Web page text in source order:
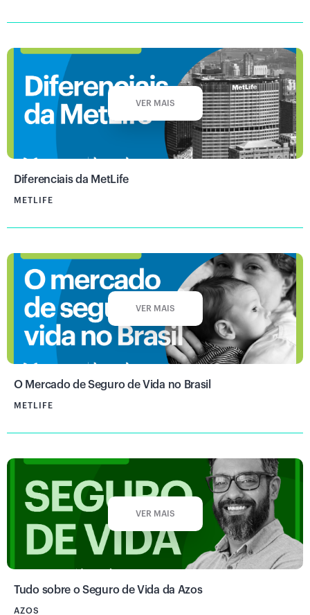
VER MAIS
Diferenciais da MetLife
METLIFE
VER MAIS
O Mercado de Seguro de Vida no Brasil
METLIFE
VER MAIS
Tudo sobre o Seguro de Vida da Azos
AZOS